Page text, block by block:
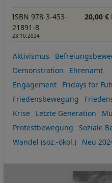
ISBN 978-3-453-
21891-8
23.10.2024
20,00
Aktivismus
Demonstration
Ehrenamt
Engagement
Fridays for
Friedensbewegung
Krise
Letzte Generation
Protestbewegung
Soziale
Wandel (soz.-ökol.)
Neu